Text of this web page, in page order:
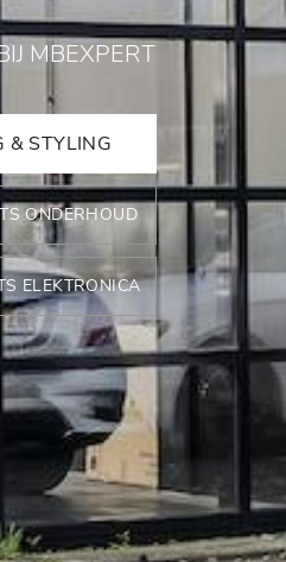
MBEXPERT
& STYLING
ONDERHOUD
ELEKTRONICA